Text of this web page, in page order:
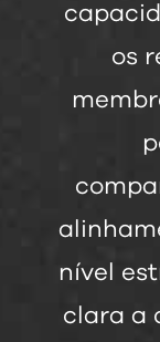
os
nível
clara a